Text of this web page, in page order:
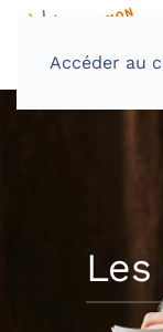
Accéder au